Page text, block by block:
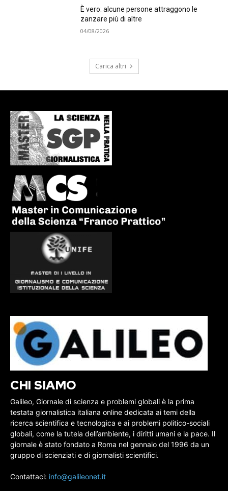
È vero: alcune persone attraggono le
zanzare più di altre
04/08/2026
Carica altri
CHI SIAMO
Galileo, Giornale di scienza e problemi globali è la prima
testata giornalistica italiana online dedicata ai temi della
ricerca scientifica e tecnologica e ai problemi politico-sociali
globali, come la tutela dell’ambiente, i diritti umani e la pace. Il
giornale è stato fondato a Roma nel gennaio del 1996 da un
gruppo di scienziati e di giornalisti scientifici.
Contattaci: info@galileonet.it